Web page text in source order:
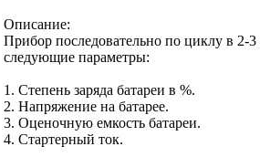
Описание:
Прибор последовательно по циклу в 2-
следующие параметры:
1. Степень заряда батареи в %.
2. Напряжение на батарее.
3. Оценочную емкость батареи.
4. Стартерный ток.